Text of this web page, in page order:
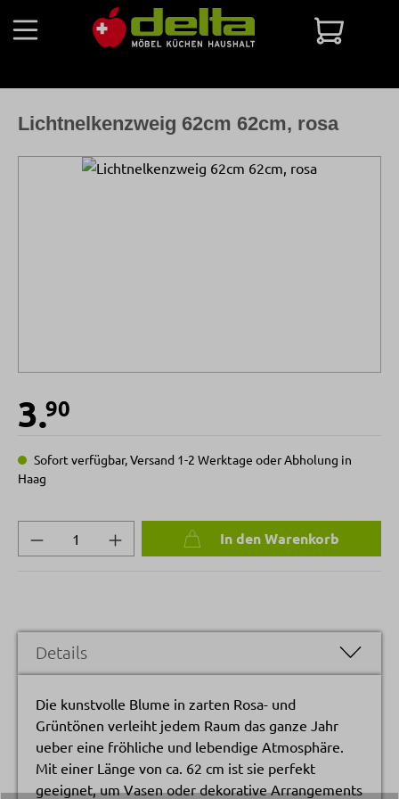
Zum Hauptinhalt springen
Bildergalerie überspringen
Lichtnelkenzweig 62cm 62cm, rosa
3.90
Sofort verfügbar, Versand 1-2 Werktage oder Abholung in
Haag
Produkt Anzahl: Gib den gewünschten
In den Warenkorb
Details
Die kunstvolle Blume in zarten Rosa- und
Grüntönen verleiht jedem Raum das ganze Jahr
ueber eine fröhliche und lebendige Atmosphäre.
Mit einer Länge von ca. 62 cm ist sie perfekt
geeignet, um Vasen oder dekorative Arrangements